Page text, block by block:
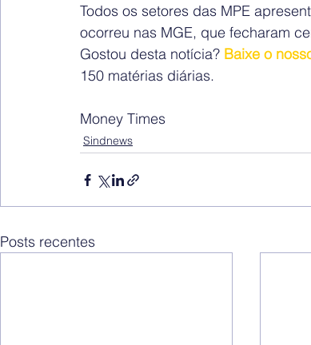
Todos os setores das MPE
ocorreu nas MGE, que fecharam
Gostou desta notícia? Baixe o
150 matérias diárias.
Money Times
Sindnews
Posts recentes